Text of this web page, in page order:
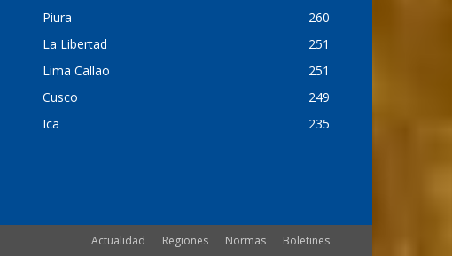
Piura
260
La Libertad
251
Lima Callao
251
Cusco
249
Ica
235
Actualidad Regiones Normas Boletines